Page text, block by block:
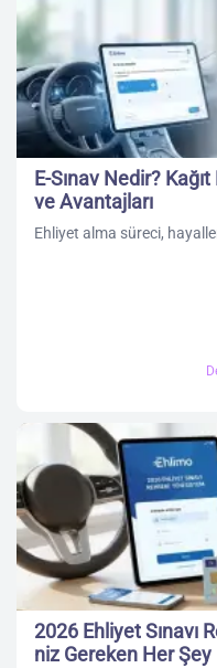
E-Sınav Nedir?
ve Avantajları
Ehliyet alma süreci,
2026 Ehliyet Sınavı
niz Gereken Her Şey